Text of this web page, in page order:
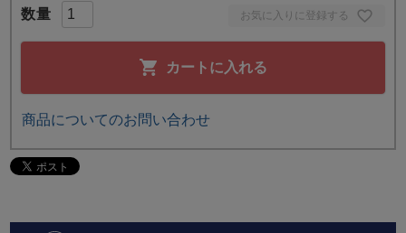
お気に入りに登録する
カートに入れる
商品についてのお問い合わせ